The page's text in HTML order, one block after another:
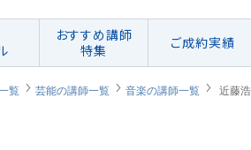
おすすめ講師
特集
ご成約実績
覧 芸能の講師一覧 音楽の講師一覧 近藤